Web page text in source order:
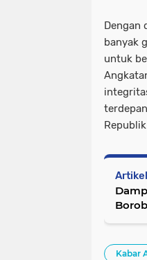
Dengan
banyak
untuk
Kabar